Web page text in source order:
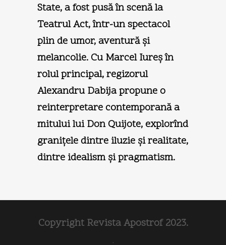
State, a fost pusă în scenă la
Teatrul Act, într-un spectacol
plin de umor, aventură şi
melancolie. Cu Marcel Iureş în
rolul principal, regizorul
Alexandru Dabija propune o
reinterpretare contemporană a
mitului lui Don Quijote, explorînd
graniţele dintre iluzie şi realitate,
dintre idealism şi pragmatism.
Copyright Revista Apostrof 2023.
.